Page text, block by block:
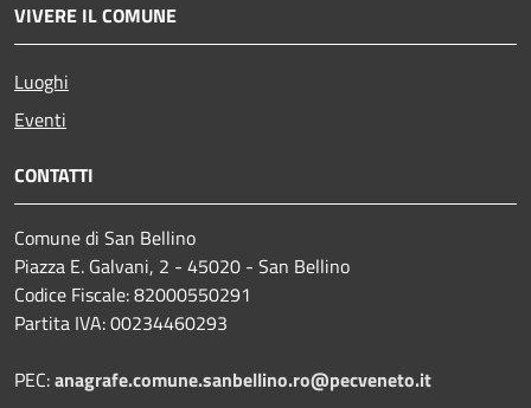
VIVERE IL COMUNE
Luoghi
Eventi
CONTATTI
Comune di San Bellino
Piazza E. Galvani, 2 - 45020 - San Bellino
Codice Fiscale: 82000550291
Partita IVA: 00234460293
PEC:anagrafe.comune.sanbellino.ro@pecveneto.it